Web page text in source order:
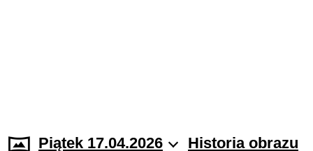
Piątek 17.04.2026 Historia obrazu